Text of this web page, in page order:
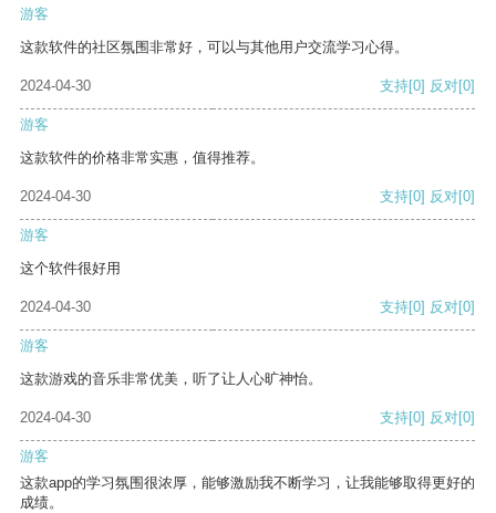
游客
这款软件的社区氛围非常好，可以与其他用户交流学习心得。
2024-04-30 支持[0] 反对[0]
游客
这款软件的价格非常实惠，值得推荐。
2024-04-30 支持[0] 反对[0]
游客
这个软件很好用
2024-04-30 支持[0] 反对[0]
游客
这款游戏的音乐非常优美，听了让人心旷神怡。
2024-04-30 支持[0] 反对[0]
游客
这款app的学习氛围很浓厚，能够激励我不断学习，让我能够取得更好的
成绩。